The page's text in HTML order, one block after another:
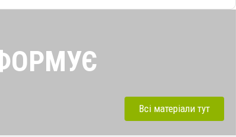
Всі матеріали тут